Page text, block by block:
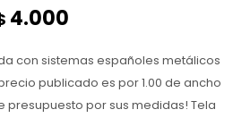
4.000
con sistemas españoles metálicos
publicado es por 1.00 de ancho
presupuesto por sus medidas! Tela